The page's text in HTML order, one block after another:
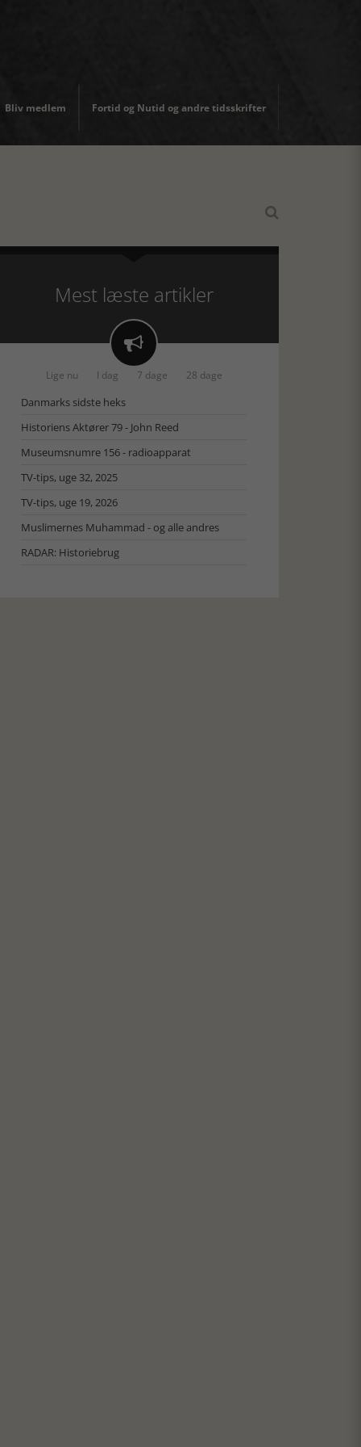
Bliv medlem Fortid og Nutid og andre tidsskrifter

Mest læste artikler

Lige nu I dag 7 dage 28 dage
Danmarks sidste heks
Historiens Aktører 79 - John Reed
Museumsnumre 156 - radioapparat
TV-tips, uge 32, 2025
TV-tips, uge 19, 2026
Muslimernes Muhammad - og alle andres
RADAR: Historiebrug